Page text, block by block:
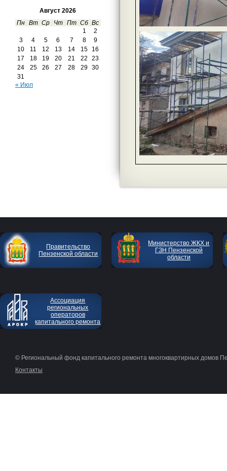
Август 2026
Пн Вт Ср Чт Пт Сб Вс
1
2
3
4 5 6 7 8
9
10
11 12 13 14 15
16
17
18 19 20 21 22
23
24
25 26 27 28 29
30
31
« Июл
Правительство
Пензенской области
Министерство ЖКХ и
ГЗН Пензенской
области
Ассоциация
региональных
операторов
капитального ремонта
© Региональный фонд капитального ремонта многоквартирных домов
Контакты